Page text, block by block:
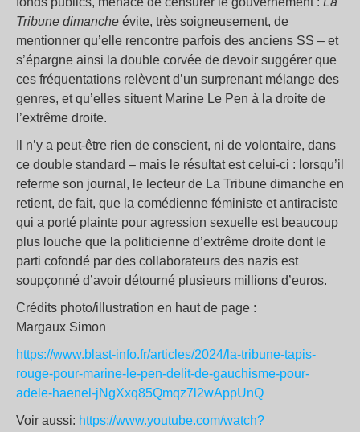
Tribune dimanche évite, très soigneusement, de
mentionner qu’elle rencontre parfois des anciens SS – et
s’épargne ainsi la double corvée de devoir suggérer que
ces fréquentations relèvent d’un surprenant mélange des
genres, et qu’elles situent Marine Le Pen à la droite de
l’extrême droite.
Il n’y a peut-être rien de conscient, ni de volontaire, dans
ce double standard – mais le résultat est celui-ci : lorsqu’il
referme son journal, le lecteur de La Tribune dimanche en
retient, de fait, que la comédienne féministe et antiraciste
qui a porté plainte pour agression sexuelle est beaucoup
plus louche que la politicienne d’extrême droite dont le
parti cofondé par des collaborateurs des nazis est
soupçonné d’avoir détourné plusieurs millions d’euros.
Crédits photo/illustration en haut de page :
Margaux Simon
https://www.blast-info.fr/articles/2024/la-tribune-tapis-
rouge-pour-marine-le-pen-delit-de-gauchisme-pour-
adele-haenel-jNgXxq85Qmqz7l2wAppUnQ
Voir aussi: https://www.youtube.com/watch?